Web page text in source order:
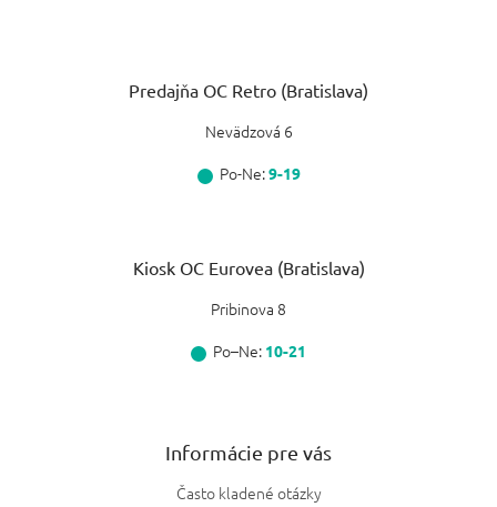
Predajňa OC Retro (Bratislava)
Nevädzová 6
Po-Ne:9-19
Kiosk OC Eurovea (Bratislava)
Pribinova 8
Po–Ne: 10-21
Informácie pre vás
Často kladené otázky